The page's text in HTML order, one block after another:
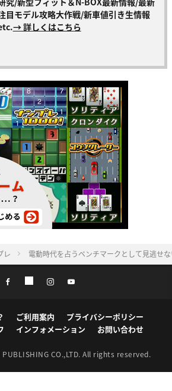
目モデル攻略大作戦/新車値引き生情報
→ 詳しくはこちら
レ 電動時代を占うベンチマークとして見逃せ
ご利用案内
プライバシーポリシー
インフォメーション お問い合わせ
PUBLISHING CO.,LTD. All rights reserved.